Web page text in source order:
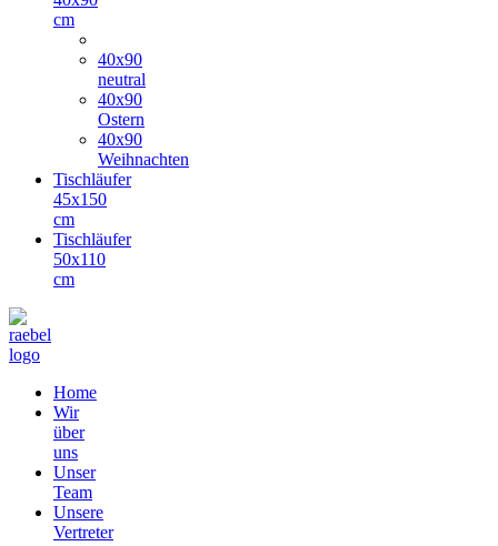
cm
40x90
neutral
40x90
Ostern
40x90
Weihnachten
Tischläufer
45x150
cm
Tischläufer
50x110
cm
Home
Wir
über
uns
Unser
Team
Unsere
Vertreter